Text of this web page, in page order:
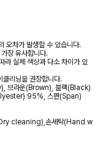
오차가 발생할 수 있습니다.
장 유사합니다.
라 실제 색상과 다소 차이가 있
클리닝을 권장합니다.
브라운(Brown), 블랙(Black)
95%, 스판(Span)
cleaning),손세탁(Hand w